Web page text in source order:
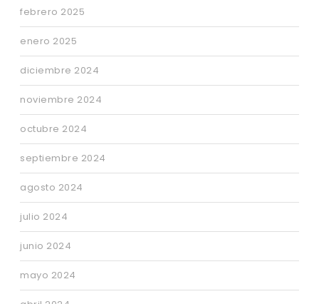
febrero 2025
enero 2025
diciembre 2024
noviembre 2024
octubre 2024
septiembre 2024
agosto 2024
julio 2024
junio 2024
mayo 2024